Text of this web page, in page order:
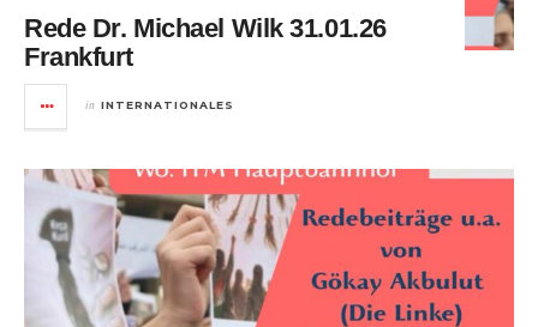
Rede Dr. Michael Wilk 31.01.26
Frankfurt
in INTERNATIONALES